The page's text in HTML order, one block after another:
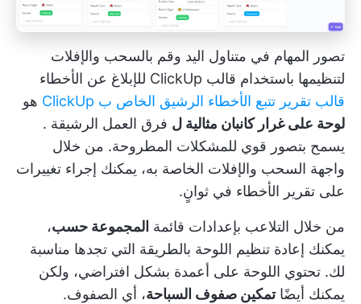
تصور المهام في متناول اليد وقم بالسحب والإفلات
لتنظيمها باستخدام قالب ClickUp للإبلاغ عن الأخطاء
قالب تقرير تتبع الأخطاء الرشيق الخاص ب ClickUp
هو
لوحة على غرار كانبان مثالية ل فرق العمل الرشيقة .
يسمح بتصور قوي للمشكلات المطروحة. من خلال
واجهة السحب والإفلات الخاصة به، يمكنك إجراء تغييرات
على تقرير الأخطاء في ثوانٍ.
من خلال التلاعب بإعدادات قائمة المجموعة حسب،
يمكنك إعادة تنظيم اللوحة بالطريقة التي تجدها مناسبة
لك. تحتوي اللوحة على أعمدة بشكل افتراضي، ولكن
يمكنك أيضًاتمكين صفوف السباحة، أي الصفوف.